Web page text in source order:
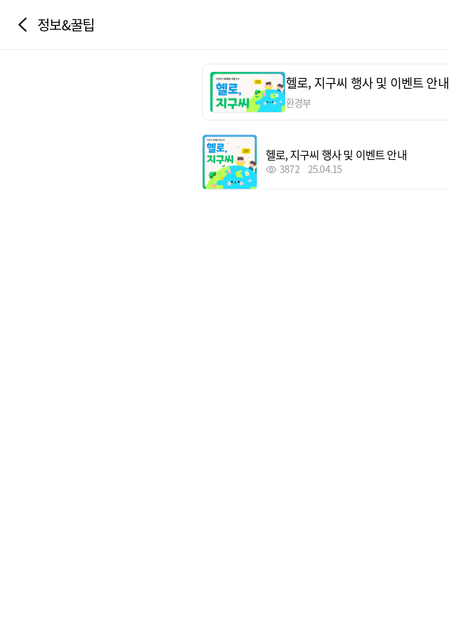
정보&꿀팁
헬로, 지구씨 행사 및 이벤트 안내
환경부
헬로, 지구씨 행사 및 이벤트 안내
3872 25.04.15